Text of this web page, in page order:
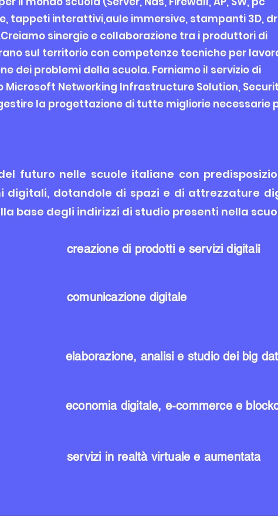
tappeti interattivi,aule immersive, stampanti 3D,
sinergie e collaborazione tra i produttori di
sul territorio con competenze tecniche per
dei problemi della scuola. Forniamo il servizio di
Networking Infrastructure Solution,
la progettazione di tutte migliorie necessarie
futuro nelle scuole italiane con
digitali, dotandole di spazi e di attrezzature
base degli indirizzi di studio presenti nella
creazione di prodotti e servizi digitali
comunicazione digitale
elaborazione, analisi e studio dei big
economia digitale, e-commerce e
servizi in realtà virtuale e aumentata